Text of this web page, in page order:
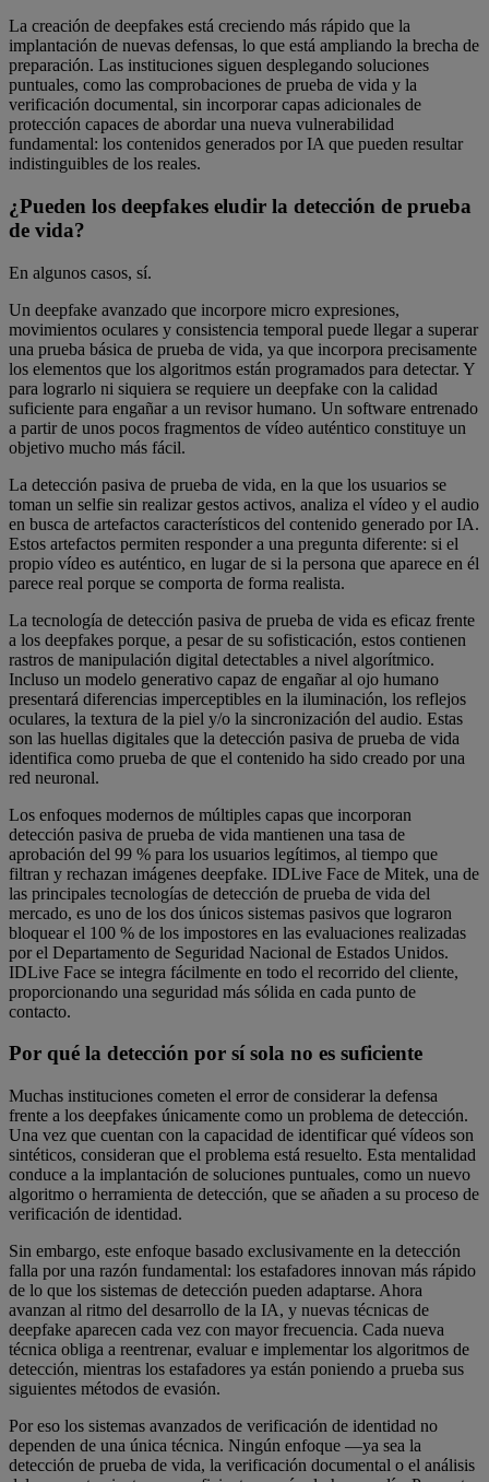
La creación de deepfakes está creciendo más rápido que la
implantación de nuevas defensas, lo que está ampliando la brecha de
preparación. Las instituciones siguen desplegando soluciones
puntuales, como las comprobaciones de prueba de vida y la
verificación documental, sin incorporar capas adicionales de
protección capaces de abordar una nueva vulnerabilidad
fundamental: los contenidos generados por IA que pueden resultar
indistinguibles de los reales.
¿Pueden los deepfakes eludir la detección de prueba
de vida?
En algunos casos, sí.
Un deepfake avanzado que incorpore micro expresiones,
movimientos oculares y consistencia temporal puede llegar a superar
una prueba básica de prueba de vida, ya que incorpora precisamente
los elementos que los algoritmos están programados para detectar. Y
para lograrlo ni siquiera se requiere un deepfake con la calidad
suficiente para engañar a un revisor humano. Un software entrenado
a partir de unos pocos fragmentos de vídeo auténtico constituye un
objetivo mucho más fácil.
La detección pasiva de prueba de vida, en la que los usuarios se
toman un selfie sin realizar gestos activos, analiza el vídeo y el audio
en busca de artefactos característicos del contenido generado por IA.
Estos artefactos permiten responder a una pregunta diferente: si el
propio vídeo es auténtico, en lugar de si la persona que aparece en él
parece real porque se comporta de forma realista.
La tecnología de detección pasiva de prueba de vida es eficaz frente
a los deepfakes porque, a pesar de su sofisticación, estos contienen
rastros de manipulación digital detectables a nivel algorítmico.
Incluso un modelo generativo capaz de engañar al ojo humano
presentará diferencias imperceptibles en la iluminación, los reflejos
oculares, la textura de la piel y/o la sincronización del audio. Estas
son las huellas digitales que la detección pasiva de prueba de vida
identifica como prueba de que el contenido ha sido creado por una
red neuronal.
Los enfoques modernos de múltiples capas que incorporan
detección pasiva de prueba de vida mantienen una tasa de
aprobación del 99 % para los usuarios legítimos, al tiempo que
filtran y rechazan imágenes deepfake. IDLive Face de Mitek, una de
las principales tecnologías de detección de prueba de vida del
mercado, es uno de los dos únicos sistemas pasivos que lograron
bloquear el 100 % de los impostores en las evaluaciones realizadas
por el Departamento de Seguridad Nacional de Estados Unidos.
IDLive Face se integra fácilmente en todo el recorrido del cliente,
proporcionando una seguridad más sólida en cada punto de
contacto.
Por qué la detección por sí sola no es suficiente
Muchas instituciones cometen el error de considerar la defensa
frente a los deepfakes únicamente como un problema de detección.
Una vez que cuentan con la capacidad de identificar qué vídeos son
sintéticos, consideran que el problema está resuelto. Esta mentalidad
conduce a la implantación de soluciones puntuales, como un nuevo
algoritmo o herramienta de detección, que se añaden a su proceso de
verificación de identidad.
Sin embargo, este enfoque basado exclusivamente en la detección
falla por una razón fundamental: los estafadores innovan más rápido
de lo que los sistemas de detección pueden adaptarse. Ahora
avanzan al ritmo del desarrollo de la IA, y nuevas técnicas de
deepfake aparecen cada vez con mayor frecuencia. Cada nueva
técnica obliga a reentrenar, evaluar e implementar los algoritmos de
detección, mientras los estafadores ya están poniendo a prueba sus
siguientes métodos de evasión.
Por eso los sistemas avanzados de verificación de identidad no
dependen de una única técnica. Ningún enfoque —ya sea la
detección de prueba de vida, la verificación documental o el análisis